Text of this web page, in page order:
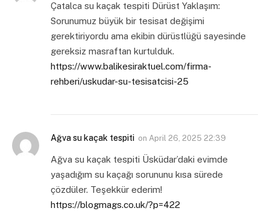
Çatalca su kaçak tespiti Dürüst Yaklaşım:
Sorunumuz büyük bir tesisat değişimi
gerektiriyordu ama ekibin dürüstlüğü sayesinde
gereksiz masraftan kurtulduk.
https://www.balikesiraktuel.com/firma-
rehberi/uskudar-su-tesisatcisi-25
Ağva su kaçak tespiti on April 26, 2025 22:39
Ağva su kaçak tespiti Üsküdar’daki evimde
yaşadığım su kaçağı sorununu kısa sürede
çözdüler. Teşekkür ederim!
https://blogmags.co.uk/?p=422